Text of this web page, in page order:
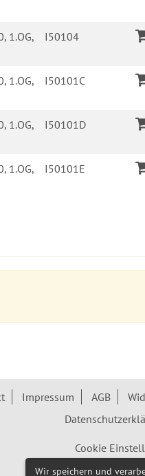
1.OG,
I50104
1.OG,
I50101C
1.OG,
I50101D
1.OG,
I50101E
Impressum AGB
Cookie
Wir speichern und